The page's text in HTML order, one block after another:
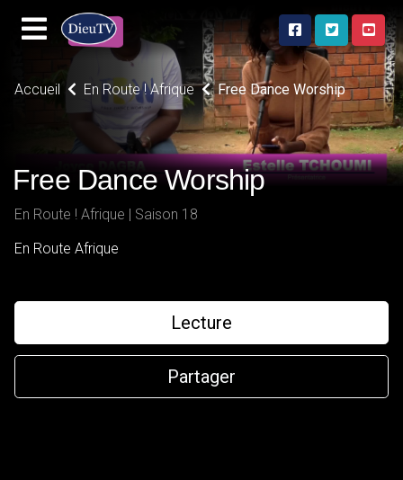
Accueil En Route ! Afrique Free Dance Worship
Free Dance Worship
En Route ! Afrique | Saison 18
En Route Afrique
Lecture
Partager